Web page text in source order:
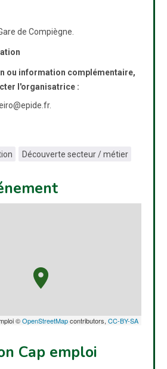
de Compiègne.
ou information complémentaire,
l'organisatrice :
Découverte secteur / métier
©OpenStreetMapcontributors, CC-BY-SA
Cap emploi